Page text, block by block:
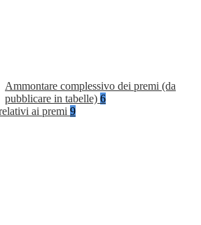
Ammontare complessivo dei premi (da
pubblicare in tabelle) 6
ai premi 9